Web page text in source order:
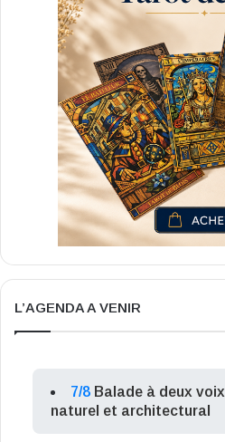
L’AGENDA A VENIR
7/8 Balade à deux
naturel et architectural